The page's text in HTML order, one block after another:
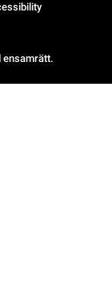
ensamrätt.